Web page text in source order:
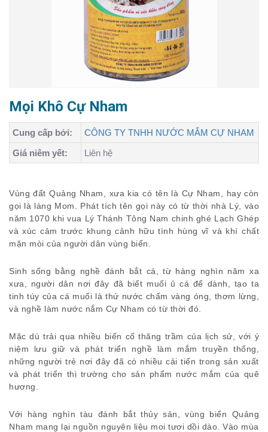
Mọi Khô Cự Nham
Cung cấp bởi:
CÔNG TY TNHH NƯỚC MẮM CỰ NHAM
Giá niêm yết:
Liên hệ
Vùng đất Quảng Nham, xưa kia có tên là Cự Nham, hay còn
gọi là làng Mom. Phát tích tên gọi này có từ thời nhà Lý, vào
năm 1070 khi vua Lý Thánh Tông Nam chinh ghé Lạch Ghép
và xúc cảm trước khung cảnh hữu tình hùng vĩ và khí chất
mặn mòi của người dân vùng biển.
Sinh sống bằng nghề đánh bắt cá, từ hàng nghìn năm xa
xưa, người dân nơi đây đã biết muối ủ cá để dành, tạo ta
tinh túy của cá muối là thứ nước chấm vàng óng, thơm lừng,
và nghề làm nước nắm Cự Nham có từ thời đó.
Mặc dù trải qua nhiều biến cố thăng trầm của lịch sử, với ý
niệm lưu giữ và phát triển nghề làm mắm truyền thống,
những người trẻ nơi đây đã có nhiều cải tiến trong sản xuất
và phát triển thị trường cho sản phẩm nước mắm của quê
hương.
Với hàng nghìn tàu đánh bắt thủy sản, vùng biển Quảng
Nham mang lại nguồn nguyên liệu moi tươi dồi dào. Vào mùa